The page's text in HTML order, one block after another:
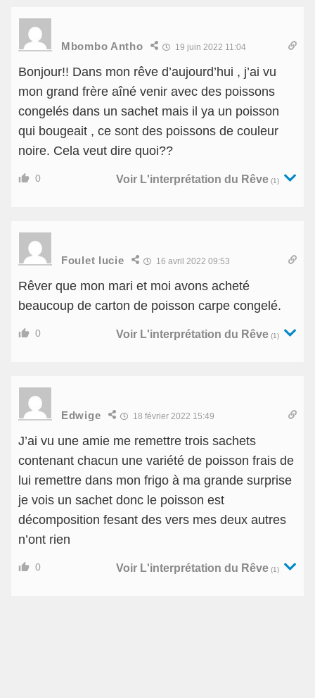
Mbombo Antho 19 juin 2022 11:04
Bonjour!! Dans mon rêve d’aujourd’hui , j’ai vu
mon grand frère aîné venir avec des poissons
congelés dans un sachet mais il ya un poisson
qui bougeait , ce sont des poissons de couleur
noire. Cela veut dire quoi??
0 Voir L'interprétation du Rêve (1)
Foulet lucie 16 avril 2022 09:53
Rêver que mon mari et moi avons acheté
beaucoup de carton de poisson carpe congelé.
0 Voir L'interprétation du Rêve (1)
Edwige 18 février 2022 15:49
J’ai vu une amie me remettre trois sachets
contenant chacun une variété de poisson frais de
lui remettre dans mon frigo à ma grande surprise
je vois un sachet donc le poisson est
décomposition fesant des vers mes deux autres
n’ont rien
0 Voir L'interprétation du Rêve (1)